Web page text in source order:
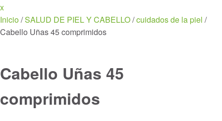
xClose
Menu
Inicio/SALUD DE PIEL Y CABELLO/cuidados de la piel /
Cabello Uñas 45 comprimidos
Cabello Uñas 45
comprimidos